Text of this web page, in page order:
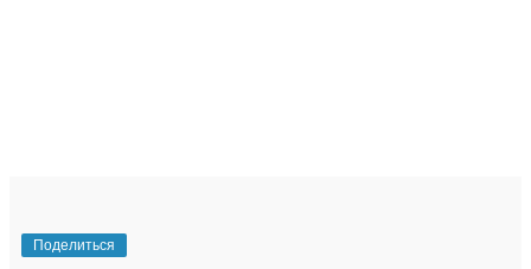
Поделиться